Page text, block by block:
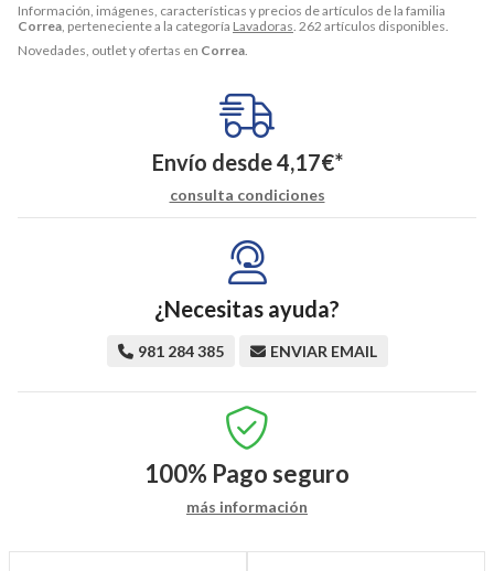
Información, imágenes, características y precios de artículos de la familia
Correa , perteneciente a la categoría Lavadoras . 262 artículos disponibles.
Novedades, outlet y ofertas en Correa
Envío desde4,17€*
consulta condiciones
¿Necesitas ayuda?
981 284 385 ENVIAR EMAIL
100% Pago seguro
más información